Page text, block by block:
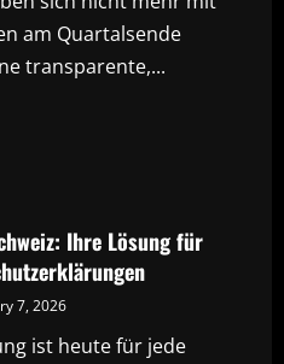
am Quartalsende
transparente,...
Ihre Lösung für
7, 2026
ist heute für jede